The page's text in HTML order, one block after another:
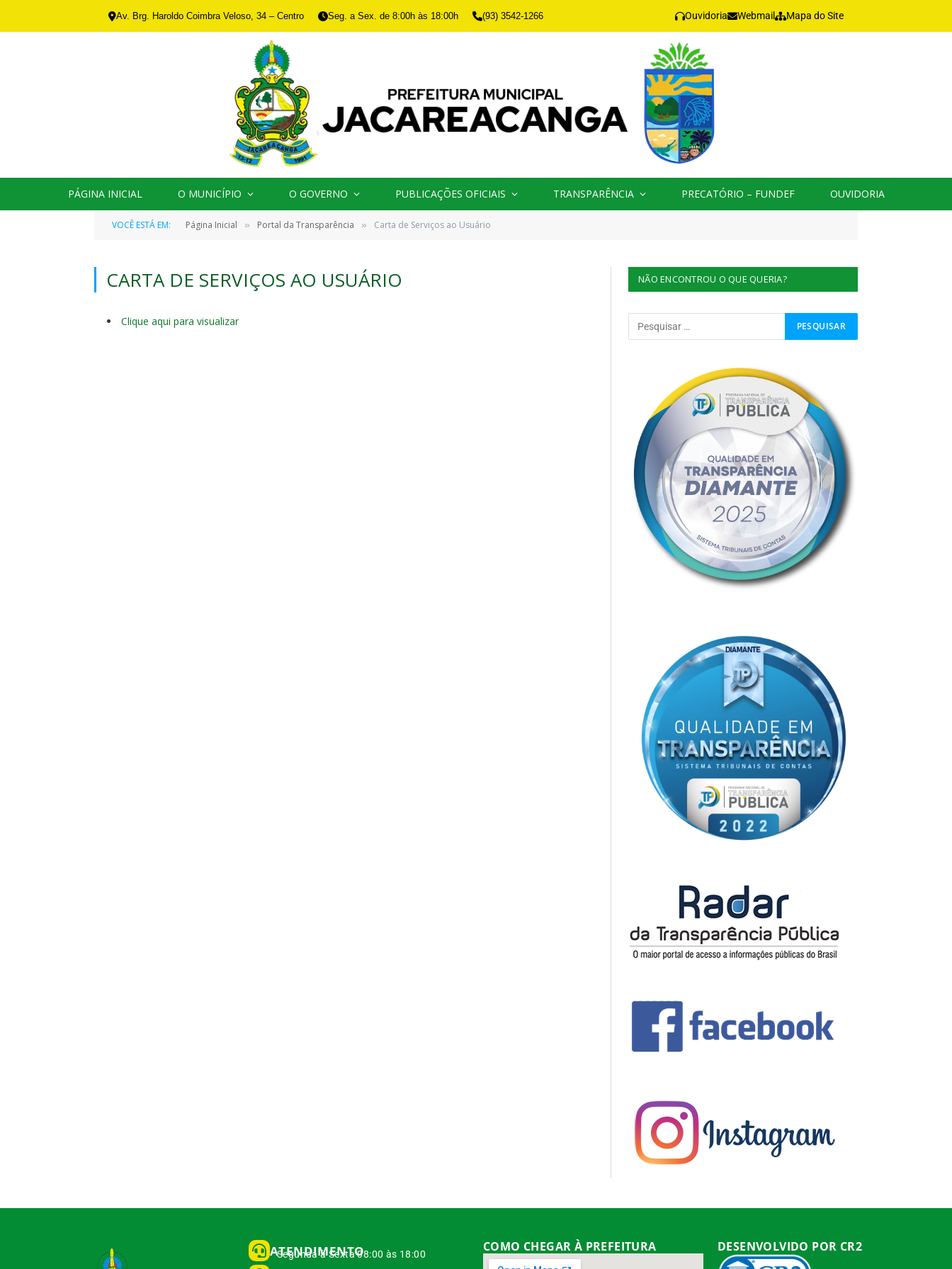
Av. Brg. Haroldo Coimbra Veloso, 34 – Centro Seg. a Sex. de 8:00h às 18:00h (93) 3542-1266 Ouvidoria Webmail Mapa do Site
PÁGINA INICIAL O MUNICÍPIO O GOVERNO PUBLICAÇÕES OFICIAIS TRANSPARÊNCIA PRECATÓRIO – FUNDEF OUVIDORIA
VOCÊ ESTÁ EM: Página Inicial » Portal da Transparência » Carta de Serviços ao Usuário
CARTA DE SERVIÇOS AO USUÁRIO
Clique aqui para visualizar
NÃO ENCONTROU O QUE QUERIA?
ATENDIMENTO
Segunda à Sexta 08:00 às 18:00 COMO CHEGAR À PREFEITURA DESENVOLVIDO POR CR2